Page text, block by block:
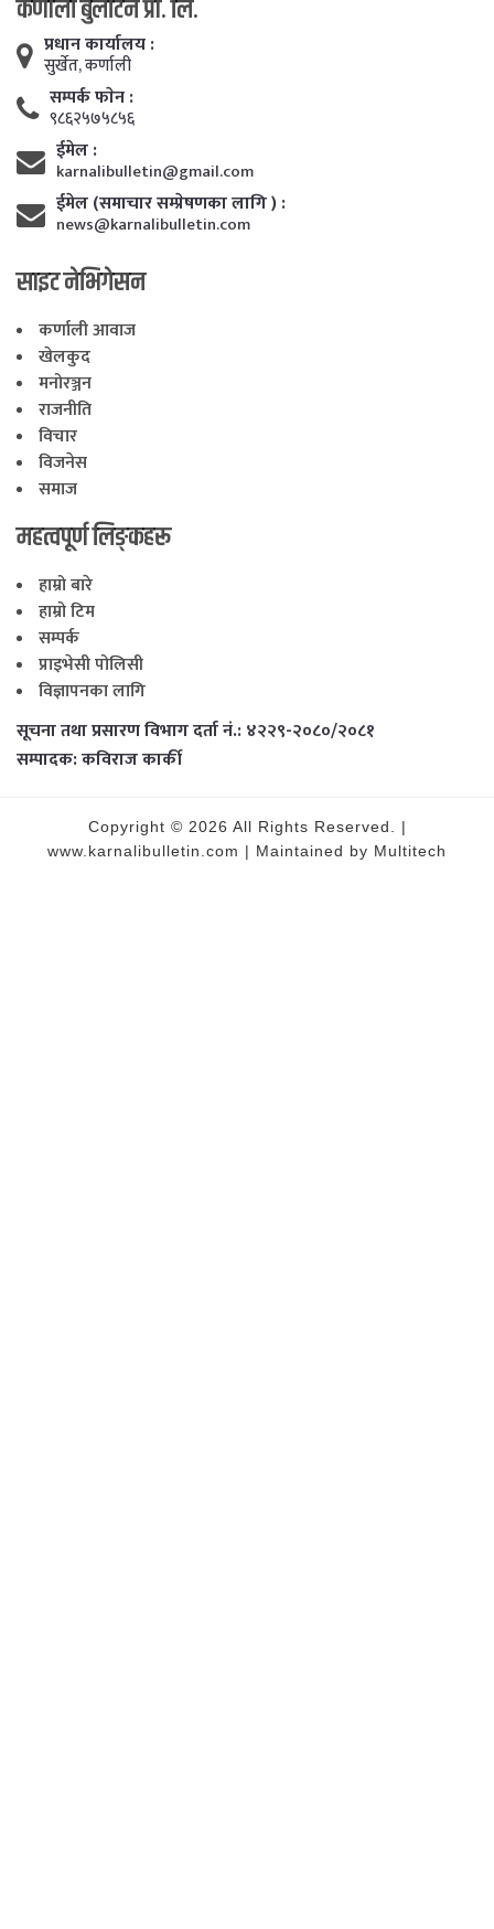
कर्णाली बुलेटिन प्रा. लि.
प्रधान कार्यालय :
सुर्खेत, कर्णाली
सम्पर्क फाेन :
९८६२५७५८५६
ईमेल :
karnalibulletin@gmail.com
ईमेल (समाचार सम्प्रेषणका लागि ) :
news@karnalibulletin.com
साइट नेभिगेसन
कर्णाली आवाज
खेलकुद
मनोरञ्जन
राजनीति
विचार
विजनेस
समाज
महत्वपूर्ण लिङ्कहरू
हाम्रो बारे
हाम्रो टिम
सम्पर्क
प्राइभेसी पोलिसी
विज्ञापनका लागि
सूचना तथा प्रसारण विभाग दर्ता नं.: ४२२९-२०८०/२०८१
सम्पादक: कविराज कार्की
Copyright © 2026 All Rights Reserved. |
www.karnalibulletin.com | Maintained by Multitech